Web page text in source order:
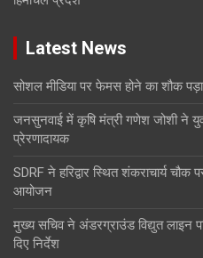
Latest News
सोशल मीडिया पर फेमस होने का शौक पड़ा
जनसुनवाई में कृषि मंत्री गणेश जोशी ने
प्रेरणादायक
SDRF ने हरिद्वार स्थित शंकराचार्य चौक
आयोजन
मुख्य सचिव ने अंडरग्राउंड विद्युत लाइन
दिए निर्देश